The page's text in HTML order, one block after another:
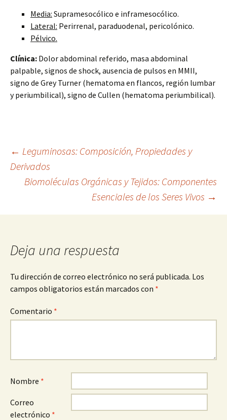
Media: Supramesocólico e inframesocólico.
Lateral: Perirrenal, paraduodenal, pericolónico.
Pélvico.
Clínica: Dolor abdominal referido, masa abdominal
palpable, signos de shock, ausencia de pulsos en MMII,
signo de Grey Turner (hematoma en flancos, región lumbar
y periumbilical), signo de Cullen (hematoma periumbilical).
Navegación
de
entradas
← Leguminosas: Composición, Propiedades y
Derivados
Biomoléculas Orgánicas y Tejidos: Componentes
Esenciales de los Seres Vivos →
Deja una respuesta
Tu dirección de correo electrónico no será publicada. Los
campos obligatorios están marcados con *
Comentario *
Nombre *
Correo
electrónico *